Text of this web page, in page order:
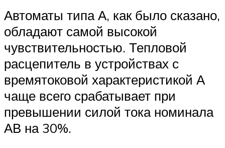
Автоматы типа А, как было сказано,
обладают самой высокой
чувствительностью. Тепловой
расцепитель в устройствах с
времятоковой характеристикой А
чаще всего срабатывает при
превышении силой тока номинала
АВ на 30%.